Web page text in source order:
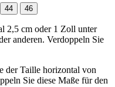
44 46
2,5 cm oder 1 Zoll unter
anderen. Verdoppeln Sie
der Taille horizontal von
Sie diese Maße für den